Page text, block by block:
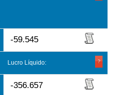
-59.545
Lucro Líquido:
-356.657